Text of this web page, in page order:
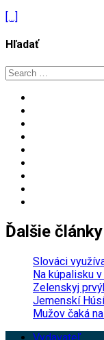
[…]
Hľadať
Search
for:
Ďalšie články
Slováci
Na kúpalisku
Zelenskyj
Jemenskí
Mužov čaká